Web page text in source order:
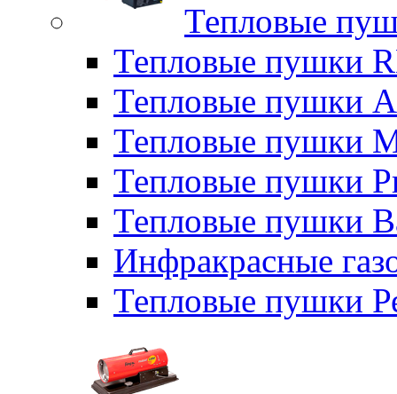
Тепловые
Тепловые пушки
Тепловые пушки
Тепловые пушки
Тепловые пушки
Тепловые пушки
Инфракрасные
Тепловые пушки